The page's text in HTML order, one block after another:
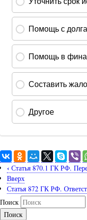
‹ Статья 870.1 ГК РФ.
Вверх
Статья 872 ГК РФ.
Поиск